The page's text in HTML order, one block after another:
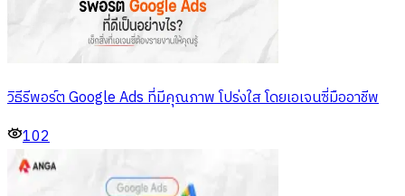
วิธีรีพอร์ต Google Ads ที่มีคุณภาพ โปร่งใส โดยเอเจนซี่มืออาชีพ
102